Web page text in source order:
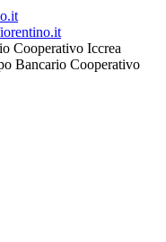
Cooperativo Iccrea
Bancario Cooperativo